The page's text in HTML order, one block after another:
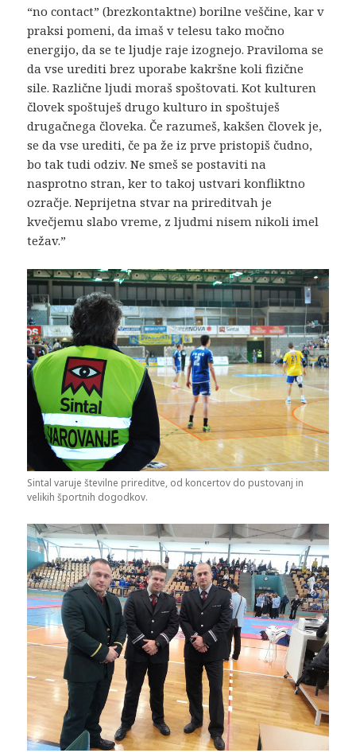
“no contact” (brezkontaktne) borilne veščine, kar v
praksi pomeni, da imaš v telesu tako močno
energijo, da se te ljudje raje izognejo. Praviloma se
da vse urediti brez uporabe kakršne koli fizične
sile. Različne ljudi moraš spoštovati. Kot kulturen
človek spoštuješ drugo kulturo in spoštuješ
drugačnega človeka. Če razumeš, kakšen človek je,
se da vse urediti, če pa že iz prve pristopiš čudno,
bo tak tudi odziv. Ne smeš se postaviti na
nasprotno stran, ker to takoj ustvari konfliktno
ozračje. Neprijetna stvar na prireditvah je
kvečjemu slabo vreme, z ljudmi nisem nikoli imel
težav.”
Sintal varuje številne prireditve, od koncertov do pustovanj in
velikih športnih dogodkov.